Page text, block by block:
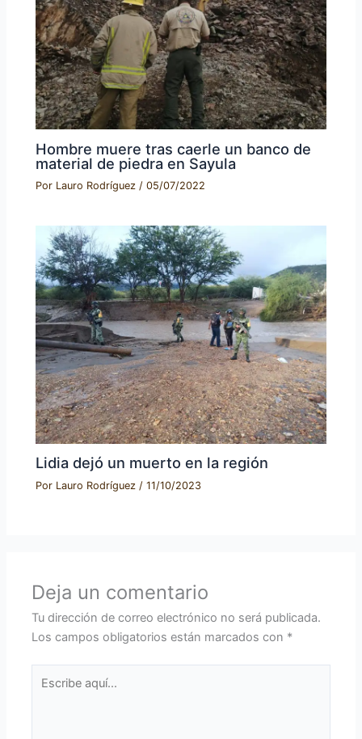
Hombre muere tras caerle un banco de
material de piedra en Sayula
Por Lauro Rodríguez /05/07/2022
Lidia dejó un muerto en la región
Por Lauro Rodríguez /11/10/2023
Deja un comentario
Tu dirección de correo electrónico no será publicada.
Los campos obligatorios están marcados con *